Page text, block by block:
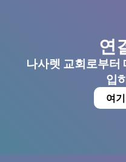
연
나사렛 교회로부터
입
여